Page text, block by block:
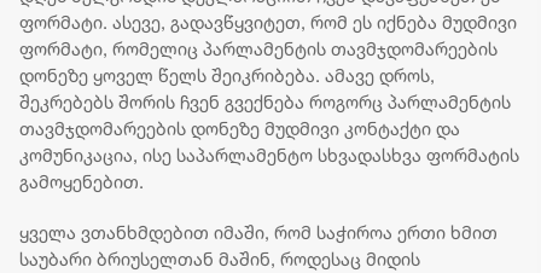
მილიარდ აშშ
დოლარს აჭარბებს
ფორმატი. ასევე, გადავწყვიტეთ, რომ ეს იქნება მუდმივი
ფორმატი, რომელიც პარლამენტის თავმჯდომარეების
დონეზე ყოველ წელს შეიკრიბება. ამავე დროს,
შეკრებებს შორის ჩვენ გვექნება როგორც პარლამენტის
თავმჯდომარეების დონეზე მუდმივი კონტაქტი და
კომუნიკაცია, ისე საპარლამენტო სხვადასხვა ფორმატის
გამოყენებით.
ყველა ვთანხმდებით იმაში, რომ საჭიროა ერთი ხმით
საუბარი ბრიუსელთან მაშინ, როდესაც მიდის